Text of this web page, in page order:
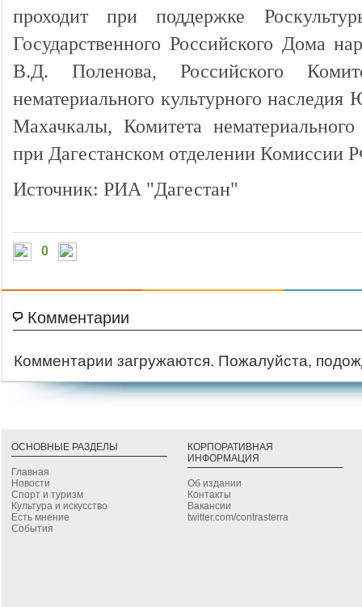
проходит при поддержке
Государственного Российского Дома
В.Д. Поленова, Российского
нематериального культурного
Махачкалы, Комитета нематериального
при Дагестанском отделении
Источник: РИА "Дагестан"
0
Комментарии
Комментарии загружаются. Пожалуйста,
ОСНОВНЫЕ РАЗДЕЛЫ
Главная
Новости
Спорт и туризм
Культура и искусство
Есть мнение
События
КОРПОРАТИВНАЯ
ИНФОРМАЦИЯ
Об издании
Контакты
Вакансии
twitter.com/contrasterra